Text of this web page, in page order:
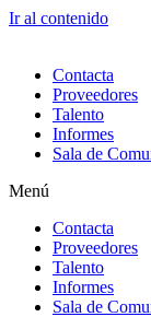
Ir al contenido
Contacta
Proveedores
Talento
Informes
Sala de
Menú
Contacta
Proveedores
Talento
Informes
Sala de